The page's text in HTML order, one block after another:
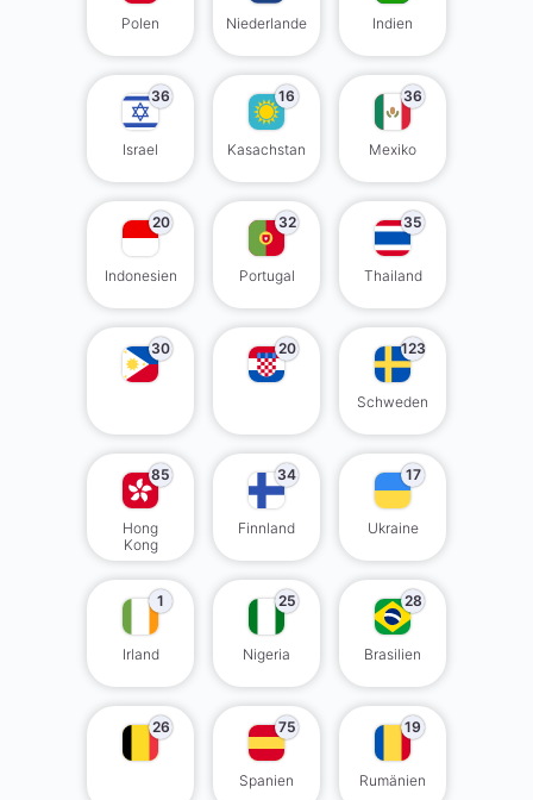
Polen Niederlande Indien
36
Israel
16
Kasachstan
36
Mexiko
20
Indonesien
32
Portugal
35
Thailand
30 20 123
Schweden
85
Hong
Kong
34
Finnland
17
Ukraine
1
Irland
25
Nigeria
28
Brasilien
26 75
Spanien
19
Rumänien